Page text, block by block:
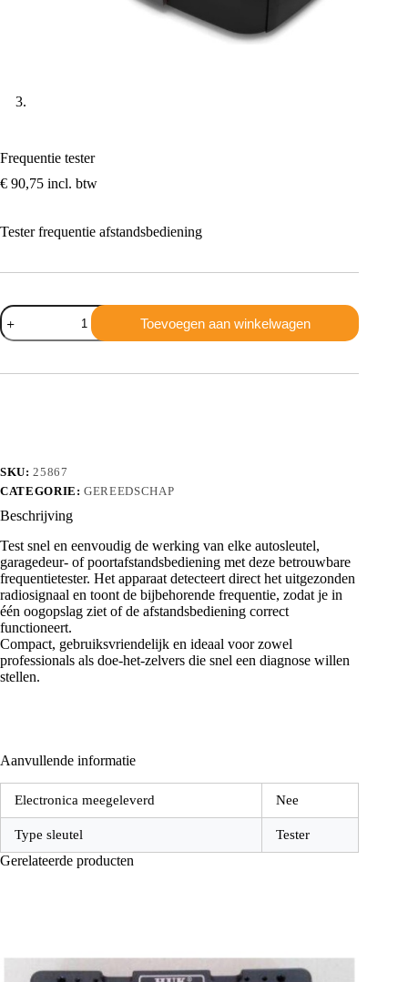
Frequentie tester
€ 90,75 incl. btw
Tester frequentie afstandsbediening
Frequentie
tester
aantal
Toevoegen aan winkelwagen
SKU:25867
CATEGORIE:GEREEDSCHAP
Beschrijving
Test snel en eenvoudig de werking van elke autosleutel,
garagedeur- of poortafstandsbediening met deze betrouwbare
frequentietester. Het apparaat detecteert direct het uitgezonden
radiosignaal en toont de bijbehorende frequentie, zodat je in
één oogopslag ziet of de afstandsbediening correct
functioneert.
Compact, gebruiksvriendelijk en ideaal voor zowel
professionals als doe-het-zelvers die snel een diagnose willen
stellen.
Aanvullende informatie
Electronica meegeleverd Nee
Type sleutel Tester
Gerelateerde producten